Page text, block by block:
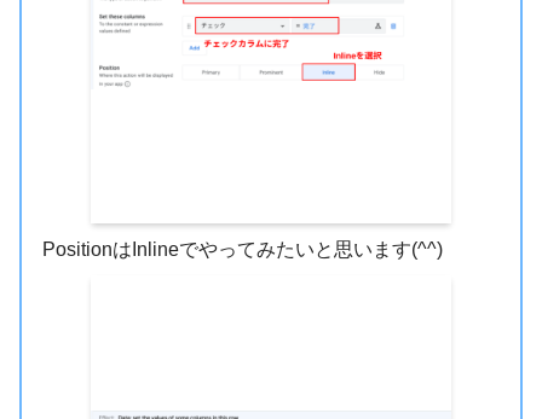
PositionはInlineでやってみたいと思います(^^)